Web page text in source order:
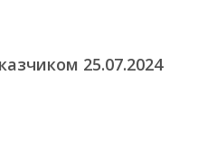
25.07.2024